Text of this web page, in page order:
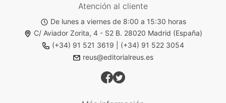
Atención al cliente
De lunes a viernes de 8:00 a 15:30 horas
C/ Aviador Zorita, 4 - S2 B. 28020 Madrid (España)
(+34) 91 521 3619
(+34) 91 522 3054
reus@editorialreus.es